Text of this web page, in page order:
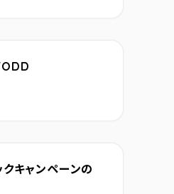
キャンペーンの